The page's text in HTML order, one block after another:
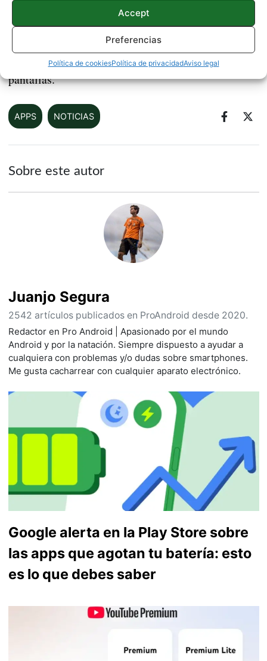
Accept
Preferencias
Política de cookiesPolítica de privacidadAviso legal
Esperamos que poco a poco esto ocurra en todos
los teléfonoso que por lo menos tengamos la
oportunidad de elegirlo, pues ya va siendo hora de
que Instagram se adapte a los nuevos estándares de
pantallas.
APPS NOTICIAS
Sobre este autor
Juanjo Segura
2542 artículos publicados en ProAndroid desde 2020.
Redactor en Pro Android | Apasionado por el mundo
Android y por la natación. Siempre dispuesto a ayudar a
cualquiera con problemas y/o dudas sobre smartphones.
Me gusta cacharrear con cualquier aparato electrónico.
Google alerta en la Play Store sobre
las apps que agotan tu batería: esto
es lo que debes saber